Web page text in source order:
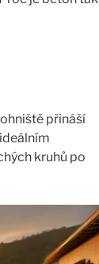
přináší
kruhů po